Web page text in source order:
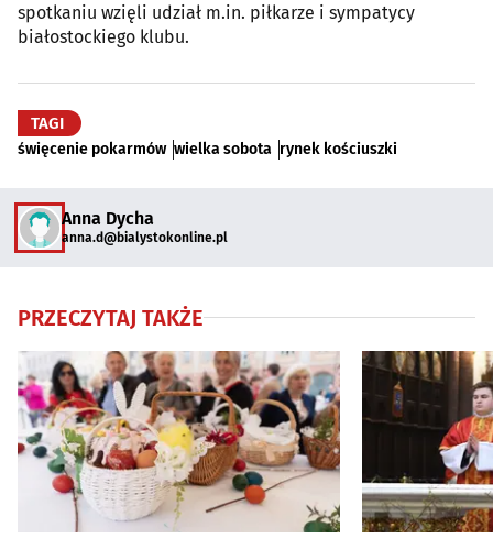
spotkaniu wzięli udział m.in. piłkarze i sympatycy
białostockiego klubu.
TAGI
święcenie pokarmów wielka sobota rynek kościuszki
Anna Dycha
anna.d@bialystokonline.pl
PRZECZYTAJ TAKŻE